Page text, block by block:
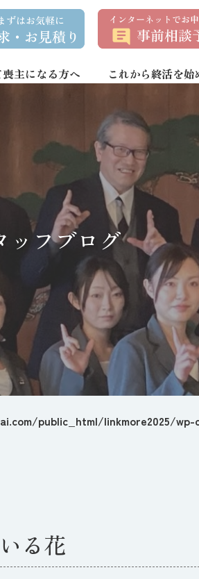
事
談
主になる方へ これから終活を始
ッフブログ
public_html/linkmore2025/
る花